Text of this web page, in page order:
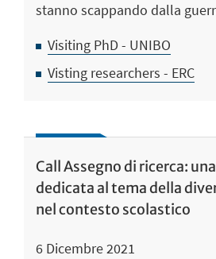
stanno scappando dalla
Visiting PhD - UNIBO
Visting researchers - ERC
Call Assegno di ricerca:
dedicata al tema della
nel contesto scolastico
6 Dicembre 2021